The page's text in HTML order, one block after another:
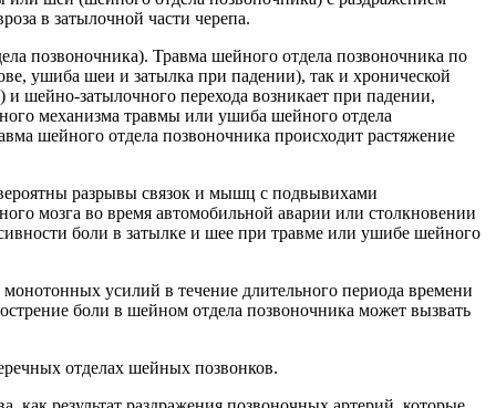
в затылочной части черепа.
позвоночника). Травма шейного отдела позвоночника по
ушиба шеи и затылка при падении), так и хронической
шейно-затылочного перехода возникает при падении,
механизма травмы или ушиба шейного отдела
шейного отдела позвоночника происходит растяжение
разрывы связок и мышц с подвывихами
мозга во время автомобильной аварии или столкновении
боли в затылке и шее при травме или ушибе шейного
усилий в течение длительного периода времени
боли в шейном отдела позвоночника может вызвать
отделах шейных позвонков.